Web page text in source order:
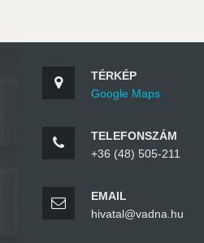
TÉRKÉP
Google Maps
TELEFONSZÁM
+36 (48) 505-211
EMAIL
hivatal@vadna.hu